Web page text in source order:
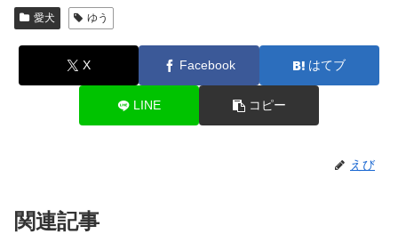
愛犬 ゆう
X Facebook はてブ
LINE コピー
えび
関連記事